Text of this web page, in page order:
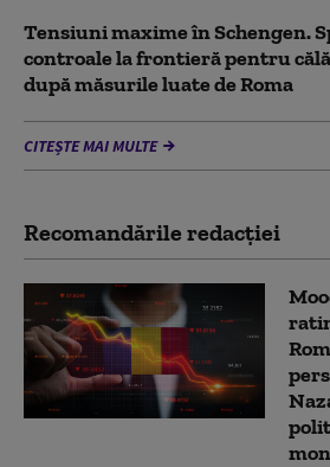
Tensiuni maxime în Schengen.
controale la frontieră pentru
după măsurile luate de Roma
CITEȘTE MAI MULTE
Recomandările redacţiei